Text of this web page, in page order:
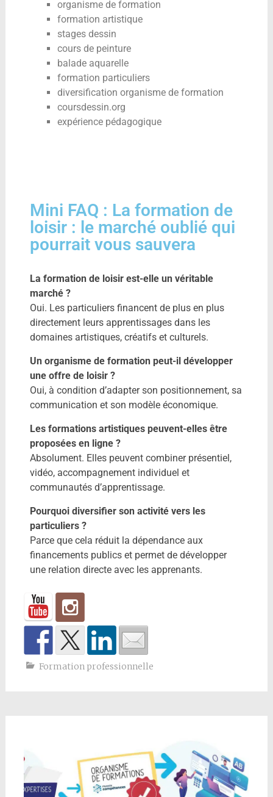
organisme de formation
formation artistique
stages dessin
cours de peinture
balade aquarelle
formation particuliers
diversification organisme de formation
coursdessin.org
expérience pédagogique
Mini FAQ : La formation de
loisir : le marché oublié qui
pourrait vous sauvera
La formation de loisir est-elle un véritable
marché ?
Oui. Les particuliers financent de plus en plus
directement leurs apprentissages dans les
domaines artistiques, créatifs et culturels.
Un organisme de formation peut-il développer
une offre de loisir ?
Oui, à condition d’adapter son positionnement, sa
communication et son modèle économique.
Les formations artistiques peuvent-elles être
proposées en ligne ?
Absolument. Elles peuvent combiner présentiel,
vidéo, accompagnement individuel et
communautés d’apprentissage.
Pourquoi diversifier son activité vers les
particuliers ?
Parce que cela réduit la dépendance aux
financements publics et permet de développer
une relation directe avec les apprenants.
Formation professionnelle